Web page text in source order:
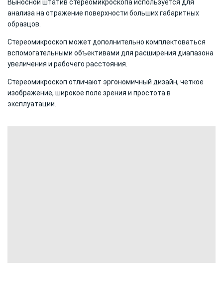
Выносной штатив стереомикроскопа используется для
анализа на отражение поверхности больших габаритных
образцов.
Стереомикроскоп может дополнительно комплектоваться
вспомогательными объективами для расширения диапазона
увеличения и рабочего расстояния.
Стереомикроскоп отличают эргономичный дизайн, четкое
изображение, широкое поле зрения и простота в
эксплуатации.